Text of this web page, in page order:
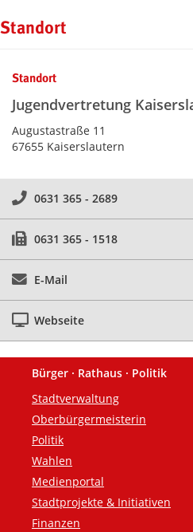
Kontaktinformationen
Standort
Standort
Jugendvertretung
Augustastraße 11
67655 Kaiserslautern
0631 365 - 2689
0631 365 - 1518
E-Mail
Webseite
Fußzeile
Bürger · Rathaus · Politik
Stadtverwaltung
Oberbürgermeisterin
Politik
Wahlen
Medienportal
Stadtprojekte & Initiativen
Finanzen